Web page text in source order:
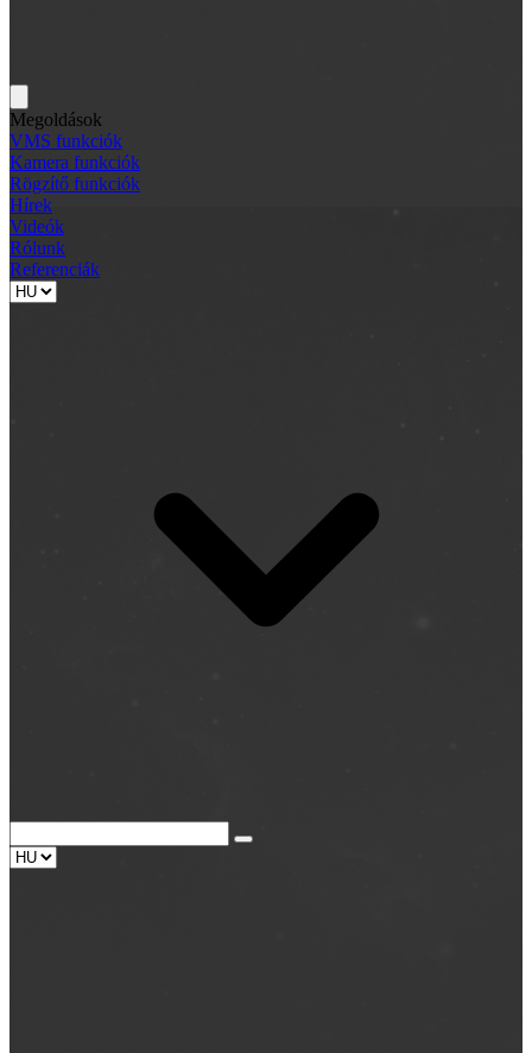
Megoldások
VMS funkciók
Kamera funkciók
Rögzítő funkciók
Hírek
Videók
Rólunk
Referenciák